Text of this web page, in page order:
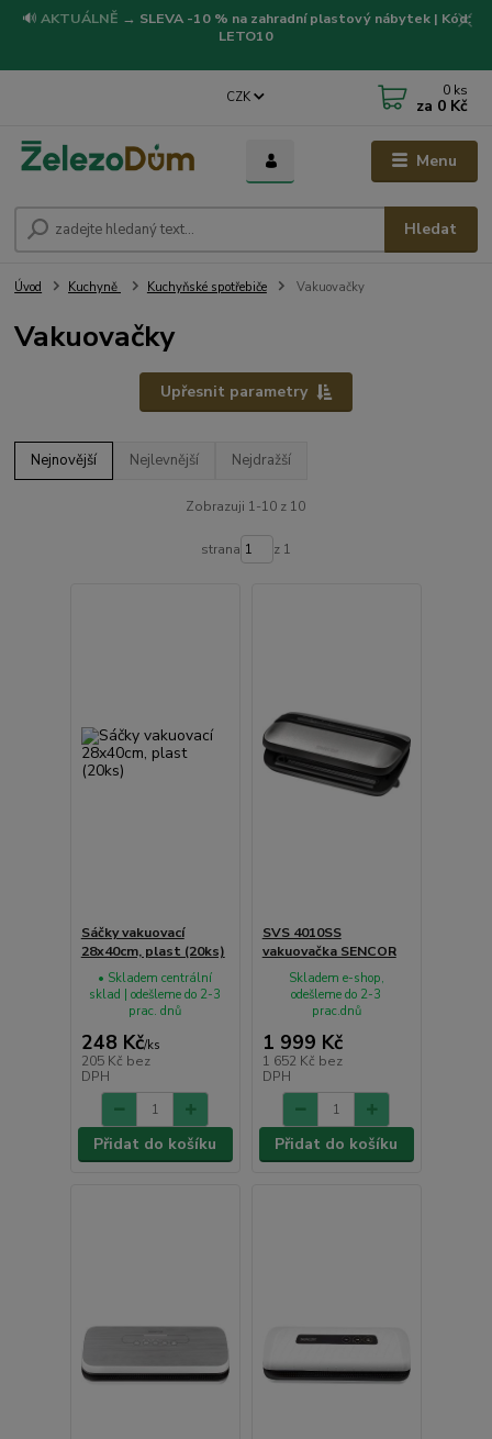
🔊 AKTUÁLNĚ → SLEVA -10 % na zahradní plastový nábytek | Kód:
LETO10
Menu
CZK
Hledat
0 ks
za 0 Kč
Úvod Kuchyně Kuchyňské spotřebiče Vakuovačky
Vakuovačky
Upřesnit parametry
Nejnovější Nejlevnější Nejdražší
Zobrazuji 1-10 z 10
strana z 1
Sáčky vakuovací
28x40cm, plast (20ks)
248 Kč/ks
205 Kč bez
DPH
• Skladem centrální
sklad | odešleme do 2-3
prac. dnů
Přidat do košíku
SVS 4010SS
vakuovačka SENCOR
1 999 Kč
1 652 Kč bez
DPH
Skladem e-shop,
odešleme do 2-3
prac.dnů
Přidat do košíku